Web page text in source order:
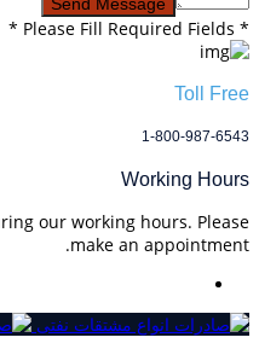
* Please Fill Required Fields *
Toll Free
1-800-987-6543
Working Hours
our working hours. Please
make an appointment.